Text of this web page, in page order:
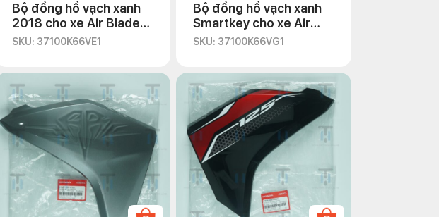
Bộ đồng hồ vạch xanh
2018 cho xe Air Blade
2016
SKU: 37100K66VE1
Bộ đồng hồ vạch xanh
Smartkey cho xe Air
Blade 2016
SKU: 37100K66VG1